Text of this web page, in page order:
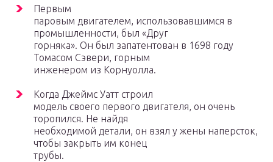
Первым
паровым двигателем, использовавшимся в
промышленности, был «Друг
горняка». Он был запатентован в 1698 году
Томасом Сэвери, горным
инженером из Корнуолла.
Когда Джеймс Уатт строил
модель своего первого двигателя, он очень
торопился. Не найдя
необходимой детали, он взял у жены наперсток,
чтобы закрыть им конец
трубы.